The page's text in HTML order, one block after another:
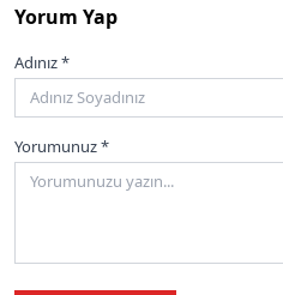
Yorum Yap
Adınız *
Yorumunuz *